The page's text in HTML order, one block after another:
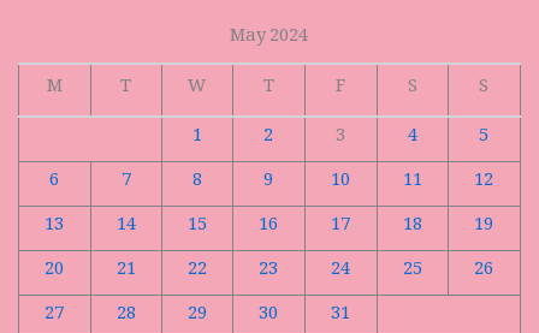
May 2024
M
T W T F S
S
1
2 3 4
5
6
7 8 9 10 11
12
13
14 15 16 17 18
19
20
21 22 23 24 25
26
27
28 29 30 31